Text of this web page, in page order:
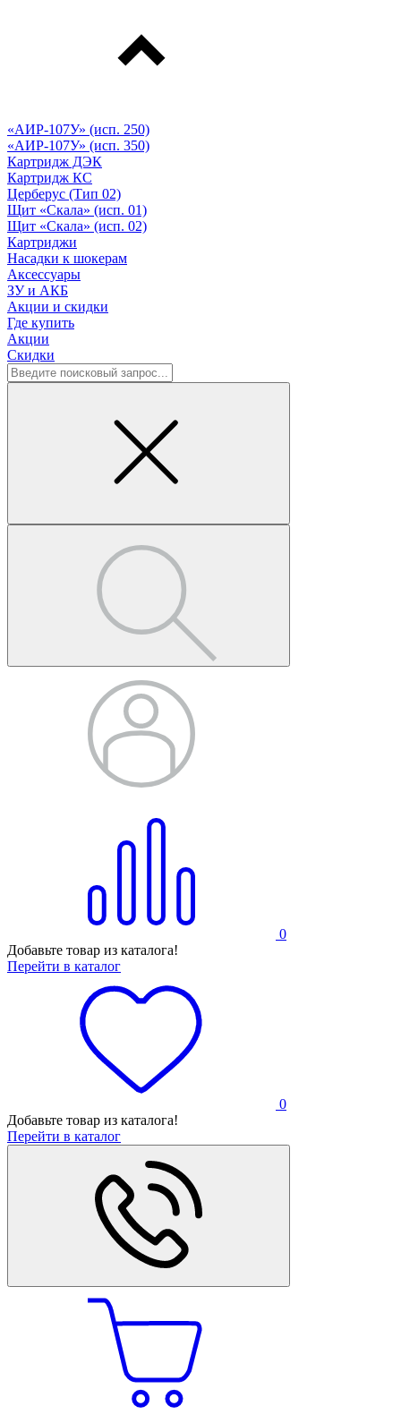
«АИР-107У» (исп. 250)
«АИР-107У» (исп. 350)
Картридж ДЭК
Картридж КС
Церберус (Тип 02)
Щит «Скала» (исп. 01)
Щит «Скала» (исп. 02)
Картриджи
Насадки к шокерам
Аксессуары
ЗУ и АКБ
Акции и скидки
Где купить
Акции
Скидки
0
Добавьте товар из каталога!
Перейти в каталог
0
Добавьте товар из каталога!
Перейти в каталог